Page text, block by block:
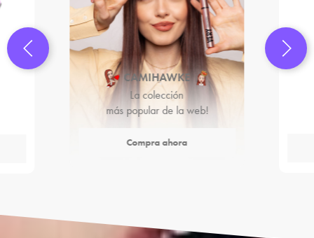
CAMIHAWKE
La colección
más popular de la web!
Compra ahora